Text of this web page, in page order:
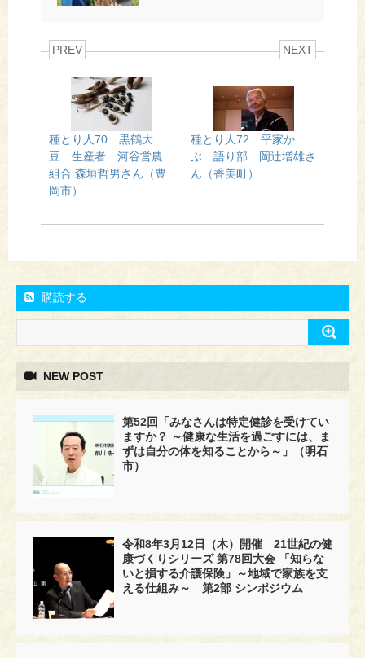
PREV
種とり人70 黒鶴大
豆 生産者 河谷営農
組合 森垣哲男さん（豊
岡市）
NEXT
種とり人72 平家か
ぶ 語り部 岡辻増雄さ
ん（香美町）
購読する
NEW POST
第52回「みなさんは特定健診を受けてい
ますか？ ～健康な生活を過ごすには、ま
ずは自分の体を知ることから～」（明石
市）
令和8年3月12日（木）開催 21世紀の健
康づくりシリーズ 第78回大会 「知らな
いと損する介護保険」～地域で家族を支
える仕組み～ 第2部 シンポジウム